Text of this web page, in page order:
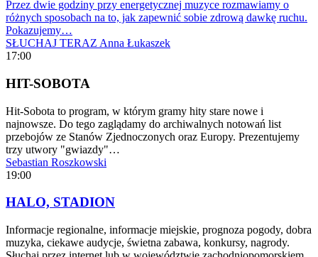
Przez dwie godziny przy energetycznej muzyce rozmawiamy o
różnych sposobach na to, jak zapewnić sobie zdrową dawkę ruchu.
Pokazujemy…
SŁUCHAJ TERAZ Anna Łukaszek
17:00
HIT-SOBOTA
Hit-Sobota to program, w którym gramy hity stare nowe i
najnowsze. Do tego zaglądamy do archiwalnych notowań list
przebojów ze Stanów Zjednoczonych oraz Europy. Prezentujemy
trzy utwory "gwiazdy"…
Sebastian Roszkowski
19:00
HALO, STADION
Informacje regionalne, informacje miejskie, prognoza pogody, dobra
muzyka, ciekawe audycje, świetna zabawa, konkursy, nagrody.